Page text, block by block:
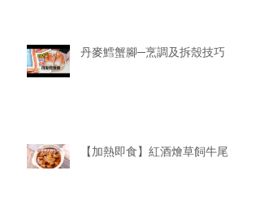
丹麥鱈蟹腳─烹調及拆殼技巧
【加熱即食】紅酒燴草飼牛尾